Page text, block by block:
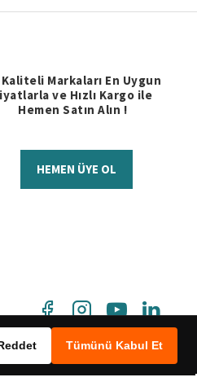
Kaliteli Markaları En Uygun
ve Hızlı Kargo ile
Hemen Satın Alın !
HEMEN ÜYE OL
Tümünü Kabul Et